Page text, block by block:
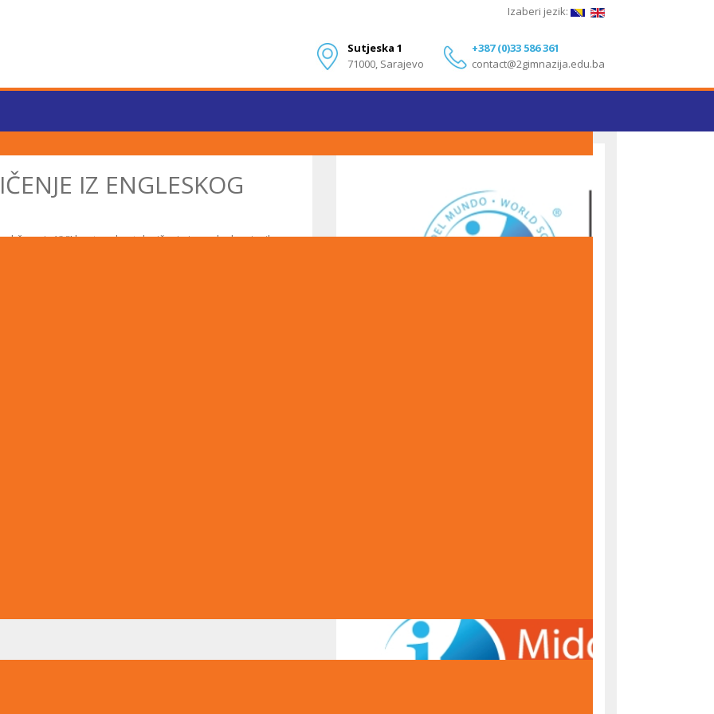
+387 (0)33 586 361
contact@2gimnazija.edu.ba
Sutjeska 1
71000, Sarajevo
Izaberi jezik:
IZ ENGLESKOG
je XVII kantonalno takmičenje iz engleskog jezika za
učenik trećeg razreda, koji je prethodno pobijedio na
na Kantonalnom takmičenju i time se pridružio ostalim
nagrade na dosadašnjim takmičenjima iz različitih
jezika učestvovala su 22 učenika, a drugo i treće
pobjedničkom rezultatu i želimo mu puno sreće i uspjeha u